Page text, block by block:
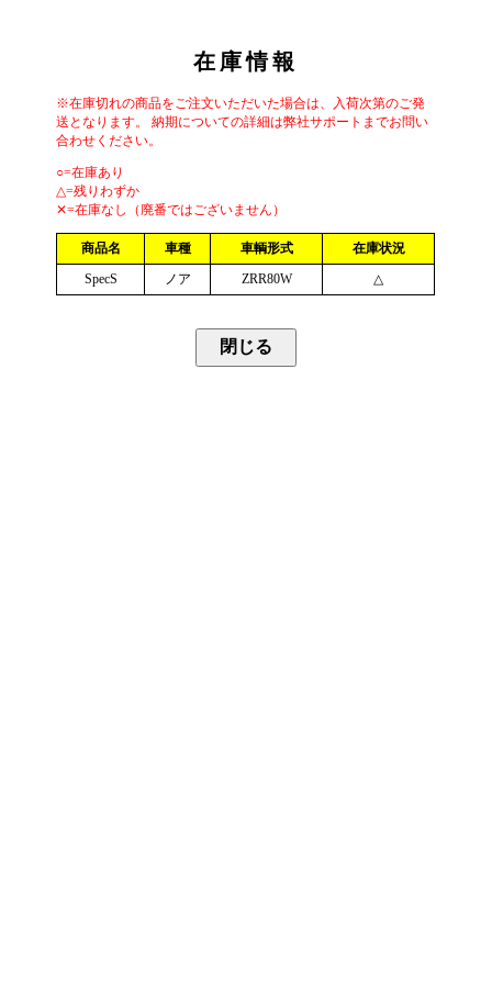
在庫情報
※在庫切れの商品をご注文いただいた場合は、入荷次第のご発
送となります。 納期についての詳細は弊社サポートまでお問い
合わせください。
○=在庫あり
△=残りわずか
✕=在庫なし（廃番ではございません）
商品名 車種 車輌形式
在庫状況
SpecS
ノア ZRR80W △